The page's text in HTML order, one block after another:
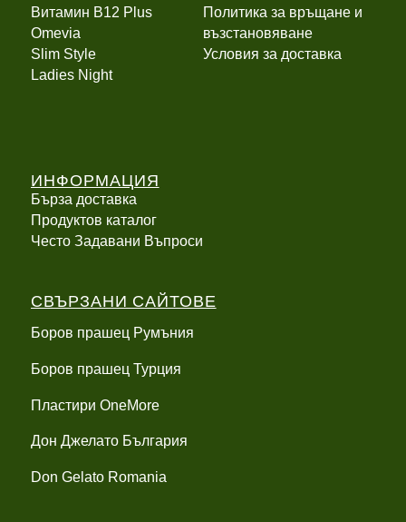
Витамин B12 Plus
Оmevia
Slim Style
Ladies Night
Политика за връщане и
възстановяване
Условия за доставка
ИНФОРМАЦИЯ
Бърза доставка
Продуктов каталог
Често Задавани Въпроси
СВЪРЗАНИ САЙТОВЕ
Боров прашец Румъния
Боров прашец Турция
Пластири OneMore
Дон Джелато България
Don Gelato Romania